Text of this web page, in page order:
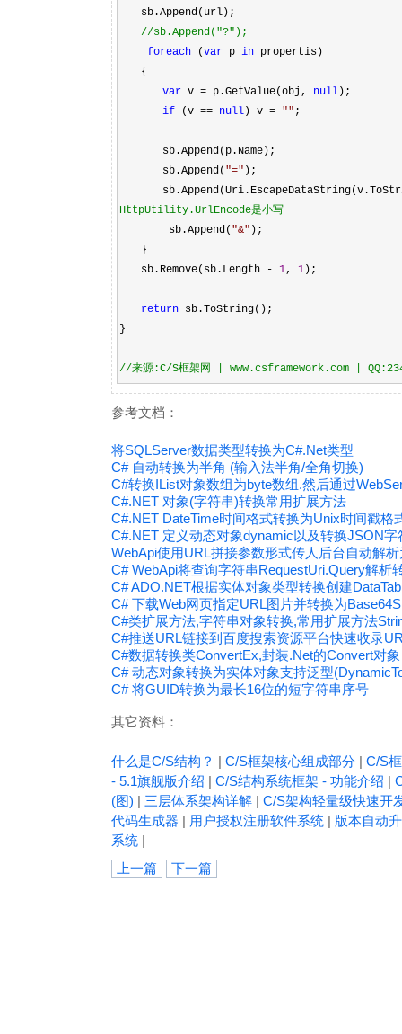
sb.Append(url);
//sb.Append("?");
foreach (var p in propertis)
{
var v = p.GetValue(obj, null );
if (v == null ) v = "" ;
sb.Append(p.Name);
sb.Append( "=" );
HttpUtility.UrlEncode是小写
sb.Append( "&" );
}
sb.Remove(sb.Length
- 1, 1 );
return sb.ToString();
}
//来源:C/S框架网 | www.csframework.com |
参考文档：
将SQLServer数据类型转换为C#.Net类型
C# 自动转换为半角 (输入法半角/全角切换)
C#转换IList对象数组为byte数组.然后通过
C#.NET 对象(字符串)转换常用扩展方法
C#.NET DateTime时间格式转换为Unix时间戳格
C#.NET 定义动态对象dynamic以及转换JSON字
WebApi使用URL拼接参数形式传人后台自动解
C# WebApi将查询字符串RequestUri.Query解析
C# ADO.NET根据实体对象类型转换创建
C# 下载Web网页指定URL图片并转换为
C#类扩展方法,字符串对象转换,常用扩展方法
C#推送URL链接到百度搜索资源平台快速收录
C#数据转换类ConvertEx,封装.Net的Convert对象
C# 动态对象转换为实体对象支持泛型
C# 将GUID转换为最长16位的短字符串序号
其它资料：
什么是C/S结构？ | C/S框架核心组成部分 | C/S
- 5.1旗舰版介绍 | C/S结构系统框架 - 功能介绍 |
(图) | 三层体系架构详解 | C/S架构轻量级快速开
代码生成器 | 用户授权注册软件系统 | 版本自动
系统 |
上一篇
下一篇